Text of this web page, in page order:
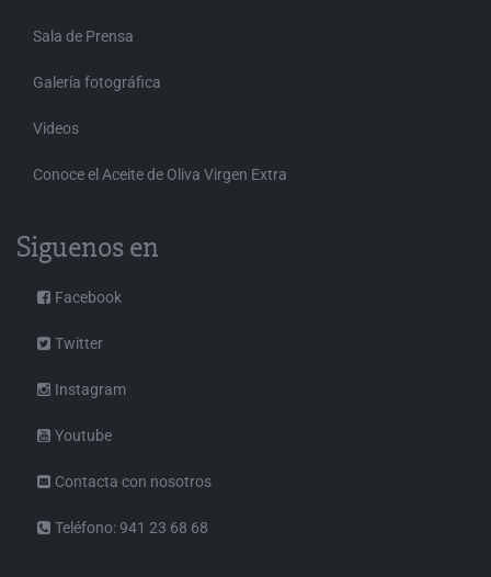
Sala de Prensa
Galería fotográfica
Videos
Conoce el Aceite de Oliva Virgen Extra
Siguenos en
Facebook
Twitter
Instagram
Youtube
Contacta con nosotros
Teléfono: 941 23 68 68